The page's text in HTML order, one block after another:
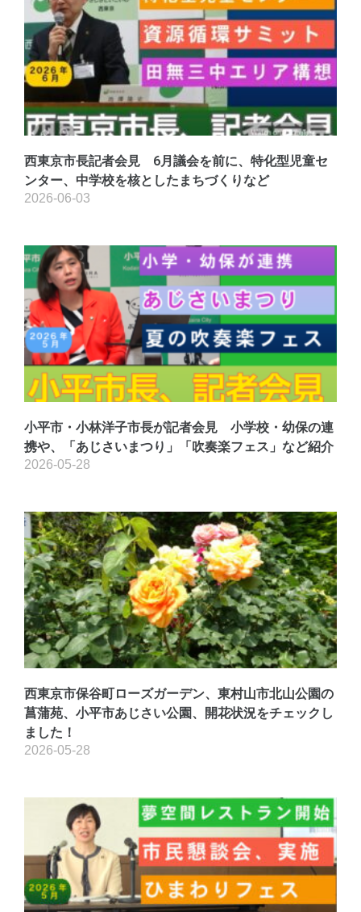
西東京市長記者会見 6月議会を前に、特化型児童セ
ンター、中学校を核としたまちづくりなど
2026-06-03
小平市・小林洋子市長が記者会見 小学校・幼保の連
携や、「あじさいまつり」「吹奏楽フェス」など紹介
2026-05-28
西東京市保谷町ローズガーデン、東村山市北山公園の
菖蒲苑、小平市あじさい公園、開花状況をチェックし
ました！
2026-05-28